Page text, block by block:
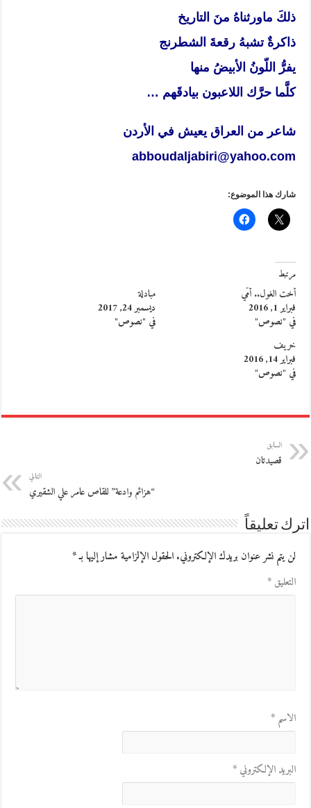
ذلكَ ماورثناهُ منَ التاريخ
ذاكرةٌ تشبهُ رقعةَ الشطرنج
يفرُّ اللّونُ الأبيضُ منها
كلَّما حرَّك اللاعبون بيادقَهم …
شاعر من العراق يعيش في الأردن
abboudaljabiri@yahoo.com
شارك هذا الموضوع:
مرتبط
أخت الغول.. أمّي
فبراير 1, 2016
في "نصوص"
مبادلة
ديسمبر 24, 2017
في "نصوص"
خريف
فبراير 14, 2016
في "نصوص"
السابق
قصيدتان
التالي
“هزائم وادعة” للقاص عامر علي الشقيري
اترك تعليقاً
لن يتم نشر عنوان بريدك الإلكتروني.الحقول الإلزامية مشار إليها بـ*
التعليق*
الاسم*
البريد الإلكتروني*